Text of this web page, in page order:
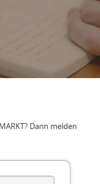
Dann melden